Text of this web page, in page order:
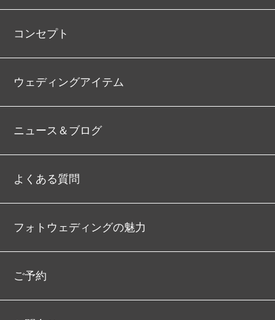
コンセプト
ウェディングアイテム
ニュース＆ブログ
よくある質問
フォトウェディングの魅力
ご予約